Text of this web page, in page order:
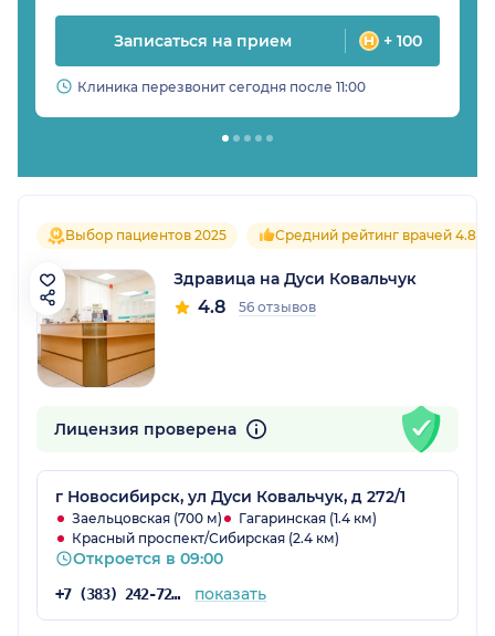
Записаться на прием + 100
Клиника перезвонит сегодня после 11:00
Выбор пациентов 2025 Средний рейтинг врачей 4.8
Здравица на Дуси Ковальчук
4.8 56 отзывов
Лицензия проверена
г Новосибирск, ул Дуси Ковальчук, д 272/1
Заельцовская (700 м)
Гагаринская (1.4 км)
Красный проспект/Сибирская (2.4 км)
Откроется в 09:00
+7 (383) 242-72-53 показать